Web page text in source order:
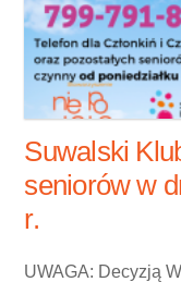
Suwalski
seniorów w
r.
UWAGA: Decyzją